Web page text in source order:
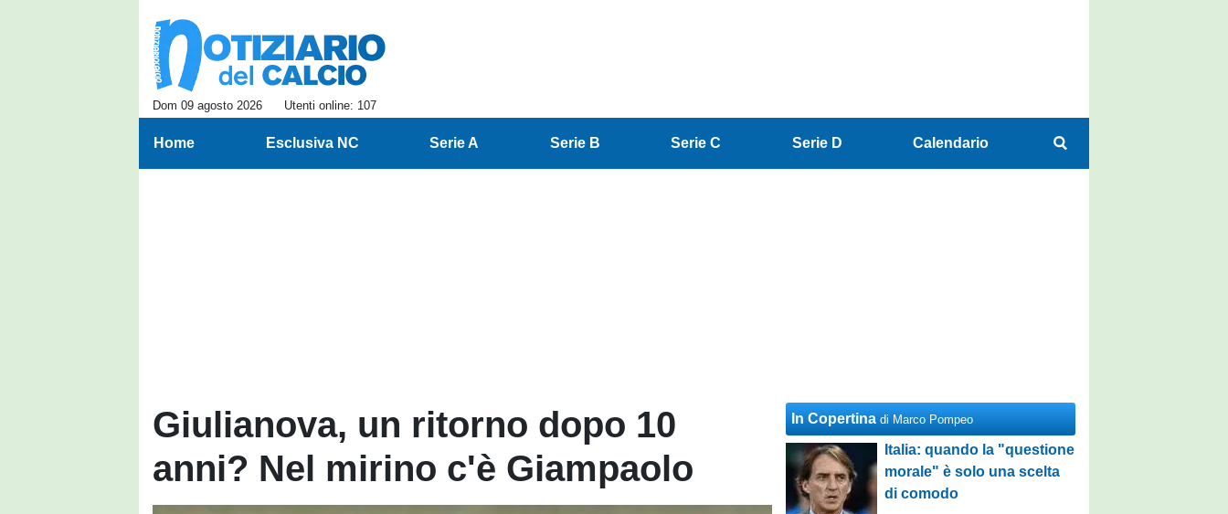
Dom 09 agosto 2026 Utenti online: 107
Home Esclusiva NC Serie A Serie B Serie C Serie D Calendario
Giulianova, un ritorno dopo 10
anni? Nel mirino c'è Giampaolo
In Copertina di Marco Pompeo
Italia: quando la "questione
morale" è solo una scelta
di comodo